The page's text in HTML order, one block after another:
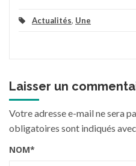
Actualités, Une
Laisser un
Votre adresse e-mail ne sera
obligatoires sont indiqués avec
NOM*